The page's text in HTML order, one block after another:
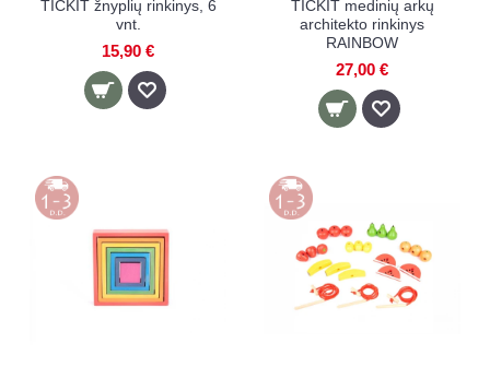
TICKIT žnyplių rinkinys, 6
vnt.
15,90 €
TICKIT medinių arkų
architekto rinkinys
RAINBOW
27,00 €